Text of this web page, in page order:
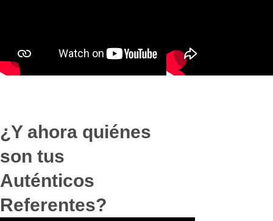
¿Y ahora quiénes
son tus
Auténticos
Referentes?